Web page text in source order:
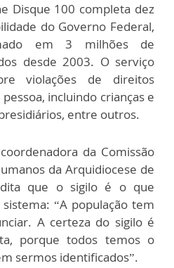
Disque 100 completa dez
do Governo Federal,
em 3 milhões de
desde 2003. O serviço
violações de direitos
incluindo crianças e
entre outros.
da Comissão
da Arquidiocese de
que o sigilo é o que
“A população tem
A certeza do sigilo é
porque todos temos o
sermos identificados”.